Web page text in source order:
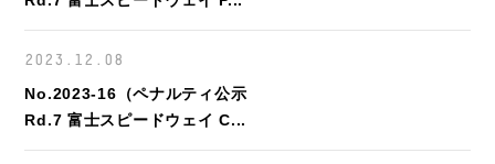
2023.12.08
No.2023-16（ペナルティ公示
Rd.7 富士スピードウェイ C...